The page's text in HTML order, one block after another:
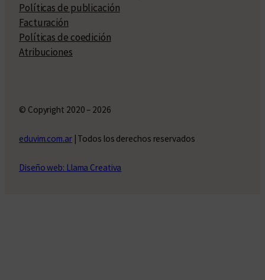
Políticas de publicación
Facturación
Políticas de coedición
Atribuciones
© Copyright 2020 – 2026
eduvim.com.ar| Todos los derechos reservados
Diseño web: Llama Creativa